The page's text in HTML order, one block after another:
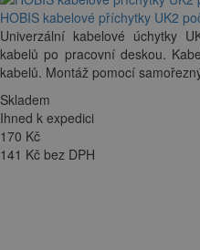
HOBIS kabelové příchytky UK2
Univerzální kabelové úchytky
kabelů po pracovní deskou.
kabelů. Montáž pomocí
Skladem
Ihned k expedici
170 Kč
141 Kč bez DPH